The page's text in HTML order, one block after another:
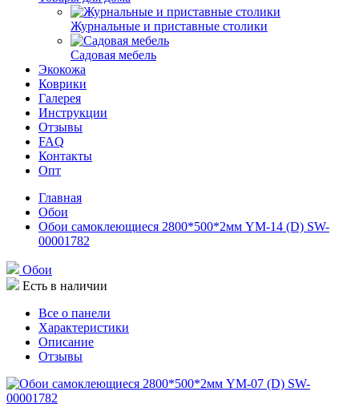
Журнальные и приставные столики
Садовая мебель
Экокожа
Коврики
Галерея
Инструкции
Отзывы
FAQ
Контакты
Опт
Главная
Обои
Обои самоклеющиеся 2800*500*2мм YM-14 (D) SW-
00001782
Обои
Есть в наличии
Все о панели
Характеристики
Описание
Отзывы